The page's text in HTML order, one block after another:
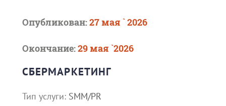
Опубликован:27 мая ` 2026
Окончание:29 мая `2026
СБЕРМАРКЕТИНГ
Тип услуги: SMM/PR